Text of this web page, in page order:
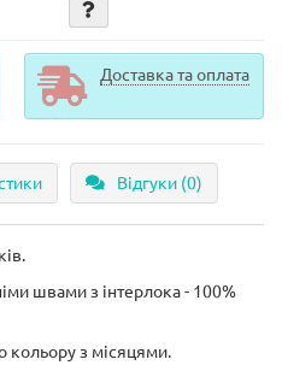
Доставка та оплата
Відгуки (0)
швами з інтерлока - 100%
кольору з місяцями.